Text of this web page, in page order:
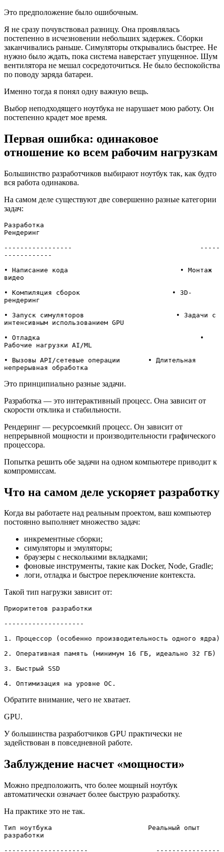
Это предположение было ошибочным.
Я не сразу почувствовал разницу. Она проявлялась
постепенно в исчезновении небольших задержек. Сборки
заканчивались раньше. Симуляторы открывались быстрее. Не
нужно было ждать, пока система наверстает упущенное. Шум
вентилятора не мешал сосредоточиться. Не было беспокойства
по поводу заряда батареи.
Именно тогда я понял одну важную вещь.
Выбор неподходящего ноутбука не нарушает мою работу. Он
постепенно крадет мое время.
Первая ошибка: одинаковое
отношение ко всем рабочим нагрузкам
Большинство разработчиков выбирают ноутбук так, как будто
вся работа одинакова.
На самом деле существуют две совершенно разные категории
задач:
Разработка
Рендеринг
-----------------                                -----
------------
• Написание кода                            • Монтаж
видео
• Компиляция сборок                       • 3D-
рендеринг
• Запуск симуляторов                       • Задачи с
интенсивным использованием GPU
• Отладка                                        •
Рабочие нагрузки AI/ML
• Вызовы API/сетевые операции       • Длительная
непрерывная обработка
Это принципиально разные задачи.
Разработка — это интерактивный процесс. Она зависит от
скорости отклика и стабильности.
Рендеринг — ресурсоемкий процесс. Он зависит от
непрерывной мощности и производительности графического
процессора.
Попытка решить обе задачи на одном компьютере приводит к
компромиссам.
Что на самом деле ускоряет разработку
Когда вы работаете над реальным проектом, ваш компьютер
постоянно выполняет множество задач:
инкрементные сборки;
симуляторы и эмуляторы;
браузеры с несколькими вкладками;
фоновые инструменты, такие как Docker, Node, Gradle;
логи, отладка и быстрое переключение контекста.
Такой тип нагрузки зависит от:
Приоритетов разработки
--------------------
1. Процессор (особенно производительность одного ядра)
2. Оперативная память (минимум 16 ГБ, идеально 32 ГБ)
3. Быстрый SSD
4. Оптимизация на уровне ОС.
Обратите внимание, чего не хватает.
GPU.
У большинства разработчиков GPU практически не
задействован в повседневной работе.
Заблуждение насчет «мощности»
Можно предположить, что более мощный ноутбук
автоматически означает более быструю разработку.
На практике это не так.
Тип ноутбука                        Реальный опыт
разработки
---------------------                 ----------------